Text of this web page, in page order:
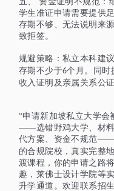
学生准证申请需要提供
存期不够、无法说明来
致拒签。
规避策略：私立本科建
存期不少于6个月。同时
收入证明及亲属关系公
“申请新加坡私立大学会
——选错野鸡大学、材料
代方案、资金不规范
的合规院校，真实完整
渡课程，你的申请之路
趣，莱佛士设计学院等
升学通道。欢迎联系招